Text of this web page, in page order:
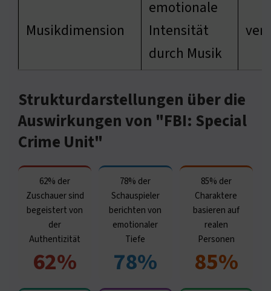
Musikdimension
emotionale
Intensität
durch Musik
Strukturdarstellungen über die
Auswirkungen von "FBI: Special
Crime Unit"
62% der
Zuschauer sind
begeistert von
der
Authentizität
62%
78% der
Schauspieler
berichten von
emotionaler
Tiefe
78%
85% der
Charaktere
basieren auf
realen
Personen
85%